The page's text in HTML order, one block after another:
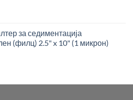
за седиментација
(филц) 2.5" x 10" (1 микрон)